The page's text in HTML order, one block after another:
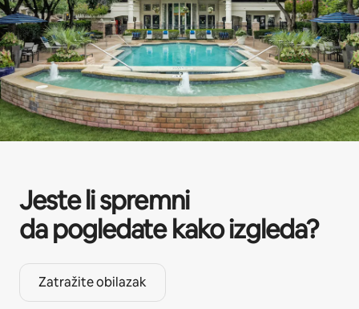
Jeste li spremni
da pogledate kako izgleda?
Zatražite obilazak